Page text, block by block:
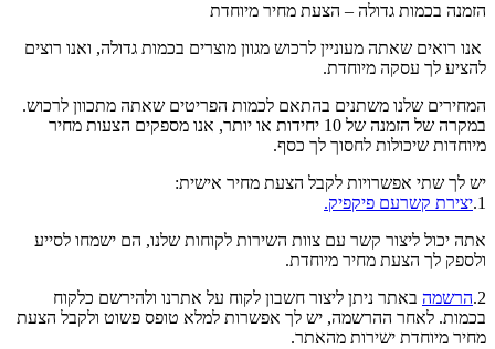
הזמנה בכמות גדולה – הצעת מחיר מיוחדת
אנו רואים שאתה מעוניין לרכוש מגוון מוצרים בכמות גדולה, ואנו רוצים
להציע לך עסקה מיוחדת.
המחירים שלנו משתנים בהתאם לכמות הפריטים שאתה מתכוון לרכוש.
במקרה של הזמנה של 10 יחידות או יותר, אנו מספקים הצעות מחיר
מיוחדות שיכולות לחסוך לך כסף.
יש לך שתי אפשרויות לקבל הצעת מחיר אישית:
1. יצירת קשרעם פיקפיק.
אתה יכול ליצור קשר עם צוות השירות לקוחות שלנו, הם ישמחו לסייע
ולספק לך הצעת מחיר מיוחדת.
2. הרשמה באתר ניתן ליצור חשבון לקוח על אתרנו ולהירשם כלקוח
בכמות. לאחר ההרשמה, יש לך אפשרות למלא טופס פשוט ולקבל הצעת
מחיר מיוחדת ישירות מהאתר.